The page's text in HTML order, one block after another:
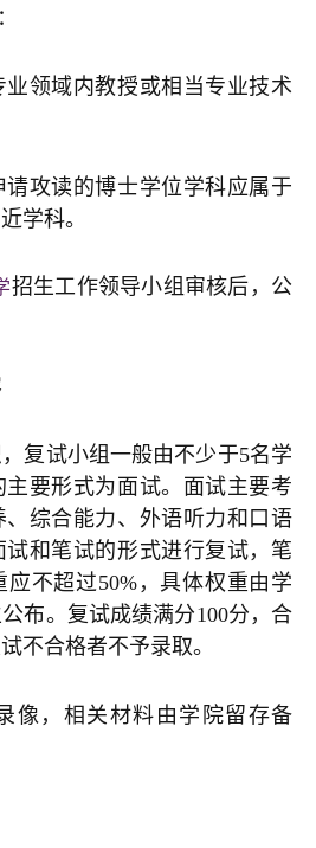
领域内教授或相当专业技术
攻读的博士学位学科应属于
学科。
招生工作领导小组审核后，公
复试小组一般由不少于5名学
要形式为面试。面试主要考
综合能力、外语听力和口语
和笔试的形式进行复试，笔
不超过50%，具体权重由学
布。复试成绩满分100分，合
不合格者不予录取。
像，相关材料由学院留存备